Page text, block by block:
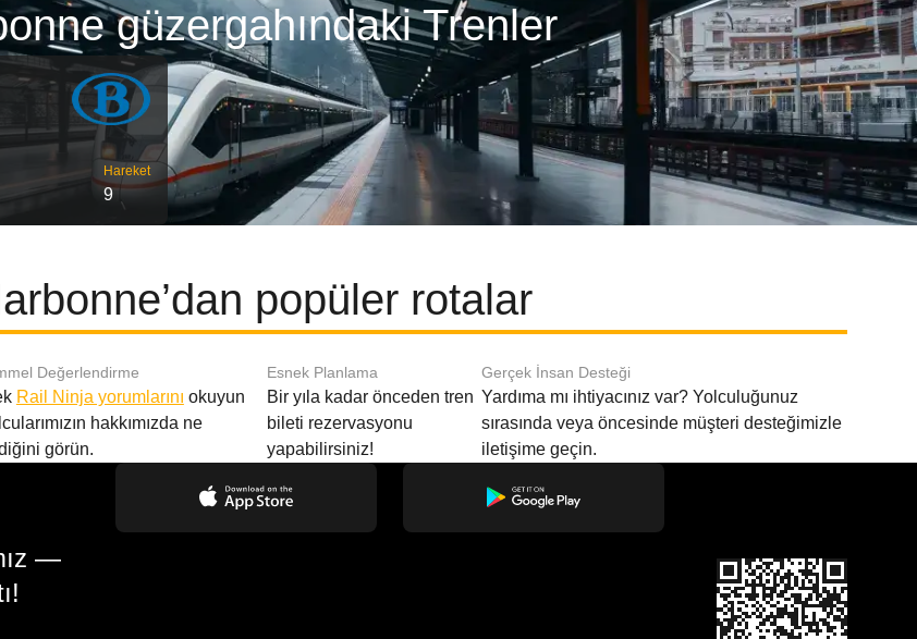
güzergahındaki Trenler
Hareket
9
popüler rotalar
Değerlendirme
Rail Ninja yorumlarını okuyun
hakkımızda ne
görün.
Esnek Planlama
Bir yıla kadar önceden tren
bileti rezervasyonu
yapabilirsiniz!
Gerçek İnsan Desteği
Yardıma mı ihtiyacınız var? Yolculuğunuz
sırasında veya öncesinde müşteri desteğimizle
iletişime geçin.
—